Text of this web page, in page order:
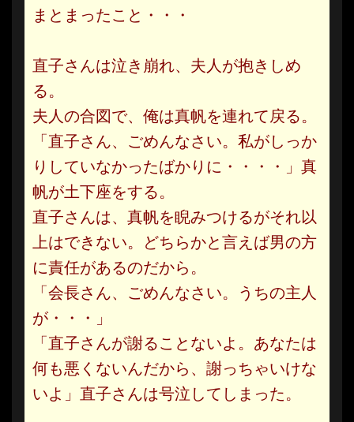
まとまったこと・・・
直子さんは泣き崩れ、夫人が抱きしめ
る。
夫人の合図で、俺は真帆を連れて戻る。
「直子さん、ごめんなさい。私がしっか
りしていなかったばかりに・・・・」真
帆が土下座をする。
直子さんは、真帆を睨みつけるがそれ以
上はできない。どちらかと言えば男の方
に責任があるのだから。
「会長さん、ごめんなさい。うちの主人
が・・・」
「直子さんが謝ることないよ。あなたは
何も悪くないんだから、謝っちゃいけな
いよ」直子さんは号泣してしまった。